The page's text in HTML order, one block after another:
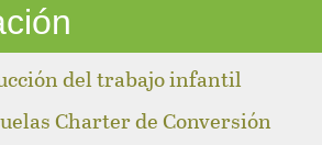
del trabajo infantil
Charter de Conversión